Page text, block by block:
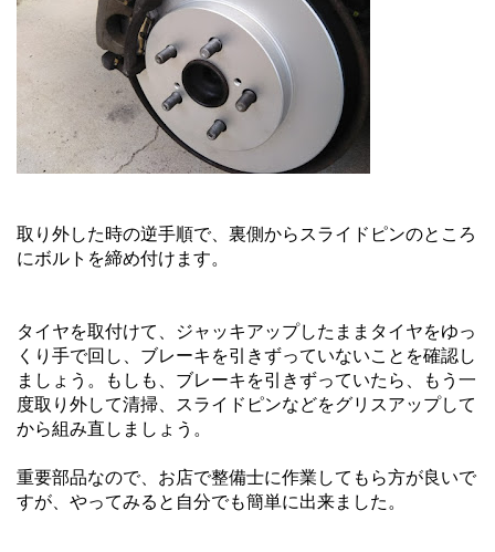
取り外した時の逆手順で、裏側からスライドピンのところ
にボルトを締め付けます。
タイヤを取付けて、ジャッキアップしたままタイヤをゆっ
くり手で回し、ブレーキを引きずっていないことを確認し
ましょう。もしも、ブレーキを引きずっていたら、もう一
度取り外して清掃、スライドピンなどをグリスアップして
から組み直しましょう。
重要部品なので、お店で整備士に作業してもら方が良いで
すが、やってみると自分でも簡単に出来ました。